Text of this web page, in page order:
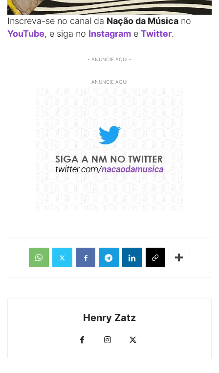
Inscreva-se no canal da Nação da Música no
YouTube, e siga no Instagram e Twitter.
- ANUNCIE AQUI -
- ANUNCIE AQUI -
Henry Zatz